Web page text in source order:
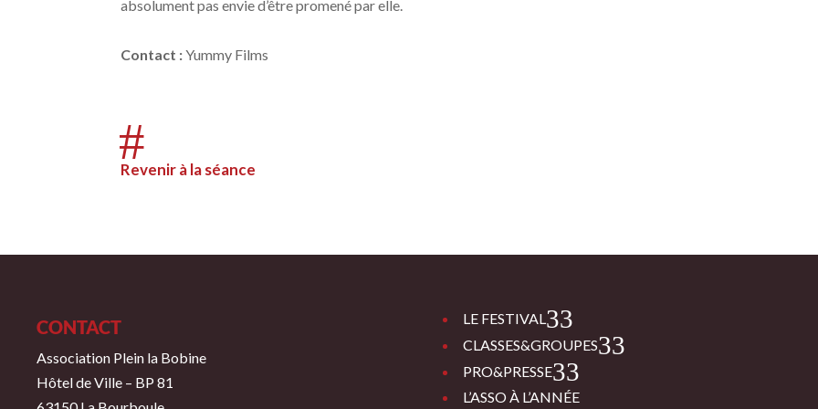
absolument pas envie d’être promené par elle.
Contact :Yummy Films
#
Revenir à la séance
CONTACT
Association Plein la Bobine
Hôtel de Ville – BP 81
LE FESTIVAL 3
CLASSES&GROUPES 3
PRO&PRESSE 3
L’ASSO À L’ANNÉE